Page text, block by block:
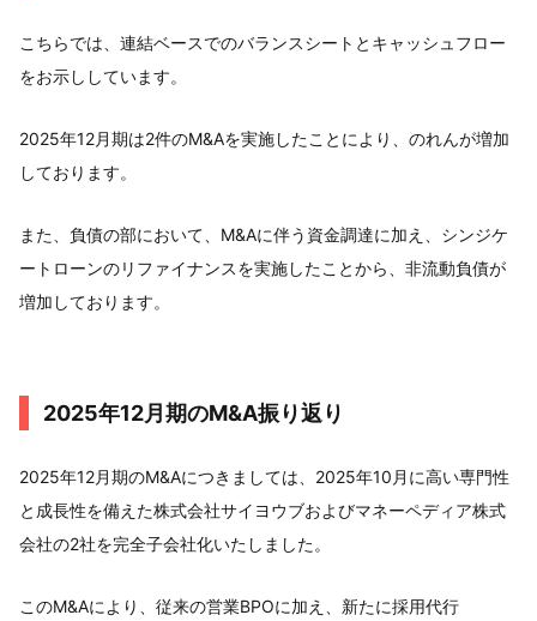
こちらでは、連結ベースでのバランスシートとキャッシュフロー
をお示ししています。
2025年12月期は2件のM&Aを実施したことにより、のれんが増加
しております。
また、負債の部において、M&Aに伴う資金調達に加え、シンジケ
ートローンのリファイナンスを実施したことから、非流動負債が
増加しております。
2025年12月期のM&A振り返り
2025年12月期のM&Aにつきましては、2025年10月に高い専門性
と成長性を備えた株式会社サイヨウブおよびマネーペディア株式
会社の2社を完全子会社化いたしました。
このM&Aにより、従来の営業BPOに加え、新たに採用代行